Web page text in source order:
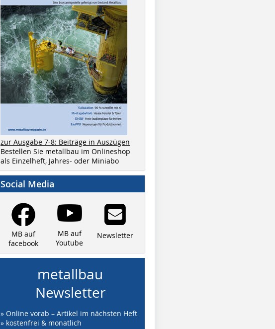
zur Ausgabe 7-8: Beiträge in Auszügen
Bestellen Sie metallbau im Onlineshop
als Einzelheft, Jahres- oder Miniabo
Social Media
MB auf
facebook
MB auf
Youtube
Newsletter
metallbau
Newsletter
» Online vorab – Artikel im nächsten Heft
» kostenfrei & monatlich